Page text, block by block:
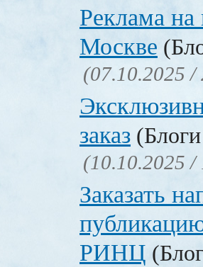
Реклама на
Москве
(07.10.2025 /
заказ
(10.10.2025 /
Заказать
РИНЦ